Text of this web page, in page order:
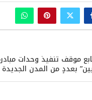
موقف تنفيذ وحدات
بعددٍ من المدن الجديدة